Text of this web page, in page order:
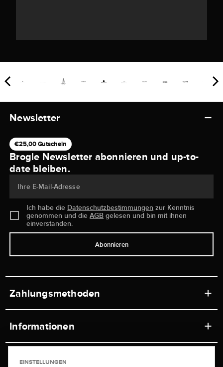
Newsletter
€25,00 Gutschein
Brogle Newsletter abonnieren und up-to-
date bleiben.
Ihre E-Mail-Adresse
Ich habe die Datenschutzbestimmungen zur Kenntnis
genommen und dieAGB gelesen und bin mit ihnen
einverstanden.
Abonnieren
Zahlungsmethoden
Informationen
Service
EINSTELLUNGEN